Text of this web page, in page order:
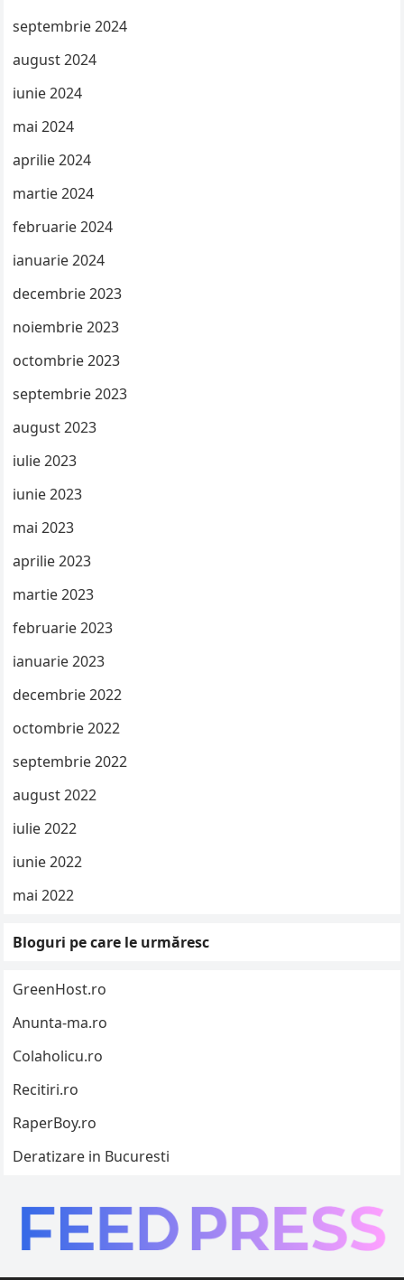
septembrie 2024
august 2024
iunie 2024
mai 2024
aprilie 2024
martie 2024
februarie 2024
ianuarie 2024
decembrie 2023
noiembrie 2023
octombrie 2023
septembrie 2023
august 2023
iulie 2023
iunie 2023
mai 2023
aprilie 2023
martie 2023
februarie 2023
ianuarie 2023
decembrie 2022
octombrie 2022
septembrie 2022
august 2022
iulie 2022
iunie 2022
mai 2022
Bloguri pe care le urmăresc
GreenHost.ro
Anunta-ma.ro
Colaholicu.ro
Recitiri.ro
RaperBoy.ro
Deratizare in Bucuresti